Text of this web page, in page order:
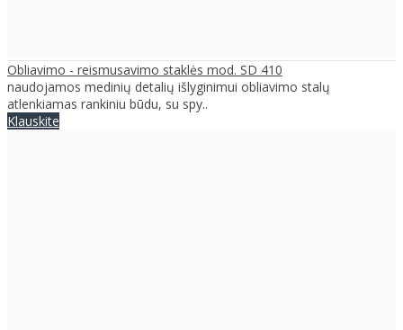
Obliavimo - reismusavimo staklės mod. SD 410
naudojamos medinių detalių išlyginimui obliavimo stalų
atlenkiamas rankiniu būdu, su spy..
Klauskite